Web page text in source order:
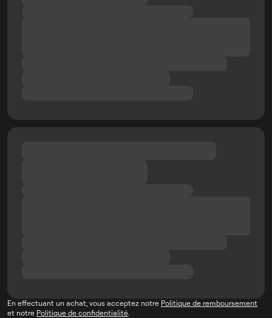
En effectuant un achat, vous acceptez notre Politique de remboursement
et notre Politique de confidentialité.